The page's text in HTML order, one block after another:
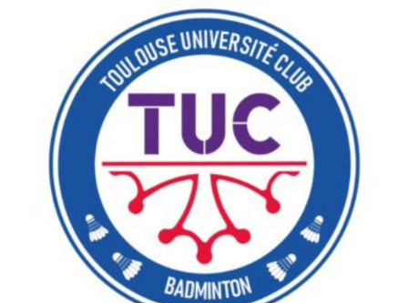
TUC
BADMINTON
Serve it, smash it, win it, love it!